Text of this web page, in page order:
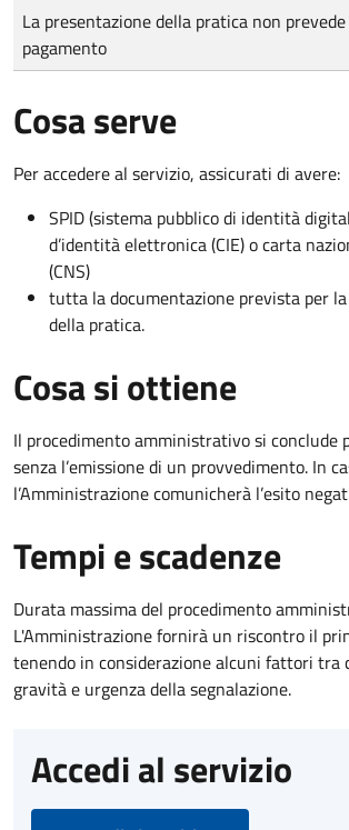
Tipo di pagamento
Importo
La presentazione della pratica non
pagamento
Cosa serve
Per accedere al servizio, assicurati di avere:
SPID (sistema pubblico di identità
d’identità elettronica (CIE) o carta
(CNS)
tutta la documentazione prevista per
della pratica.
Cosa si ottiene
Il procedimento amministrativo si conclude
senza l’emissione di un provvedimento. In
l’Amministrazione comunicherà l’esito
Tempi e scadenze
Durata massima del procedimento
L'Amministrazione fornirà un riscontro il
tenendo in considerazione alcuni fattori tra
gravità e urgenza della segnalazione.
Accedi al servizio